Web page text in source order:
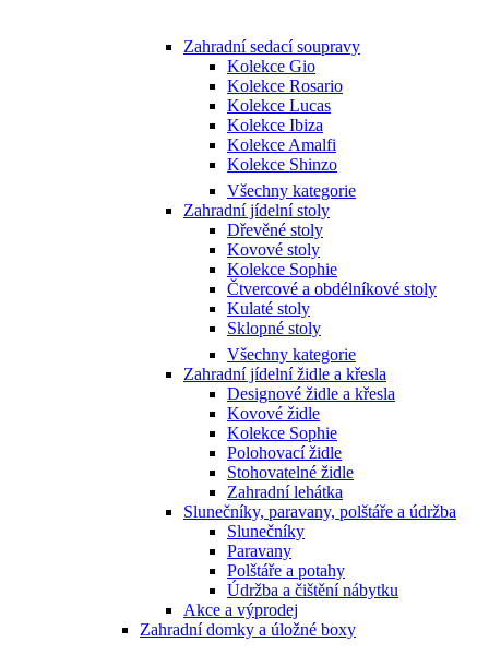
Zahradní sedací soupravy
Kolekce Gio
Kolekce Rosario
Kolekce Lucas
Kolekce Ibiza
Kolekce Amalfi
Kolekce Shinzo
Všechny kategorie
Zahradní jídelní stoly
Dřevěné stoly
Kovové stoly
Kolekce Sophie
Čtvercové a obdélníkové stoly
Kulaté stoly
Sklopné stoly
Všechny kategorie
Zahradní jídelní židle a křesla
Designové židle a křesla
Kovové židle
Kolekce Sophie
Polohovací židle
Stohovatelné židle
Zahradní lehátka
Slunečníky, paravany, polštáře a údržba
Slunečníky
Paravany
Polštáře a potahy
Údržba a čištění nábytku
Akce a výprodej
Zahradní domky a úložné boxy